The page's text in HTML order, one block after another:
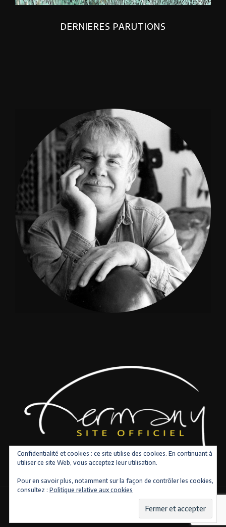
DERNIERES PARUTIONS
Copyright © 2026 Tous droits réservés
Confidentialité et cookies : ce site utilise des cookies. En continuant à
utiliser ce site Web, vous acceptez leur utilisation.
Pour en savoir plus, notamment sur la façon de contrôler les cookies,
consultez : Politique relative aux cookies